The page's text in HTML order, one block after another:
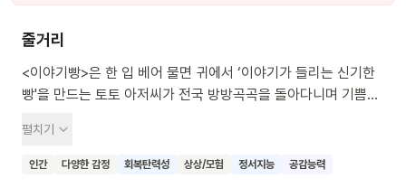
줄거리
<이야기빵>은 한 입 베어 물면 귀에서 ‘이야기가 들리는 신기한
빵'을 만드는 토토 아저씨가 전국 방방곡곡을 돌아다니며 기쁨과
내용을 담은 그림책이에요. 아저씨가 만든 빵을 한 입 베어 물면
귀에서 재미난 이야기가 들려와요. 사과빵을 먹은 아이에게는
펼치기
인간 다양한 감정 회복탄력성 상상/모험 정서지능 공감능력